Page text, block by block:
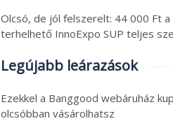
Olcsó, de jól felszerelt: 44 000 Ft
terhelhető InnoExpo SUP teljes
Legújabb leárazások
Ezekkel a Banggood webáruház
olcsóbban vásárolhatsz